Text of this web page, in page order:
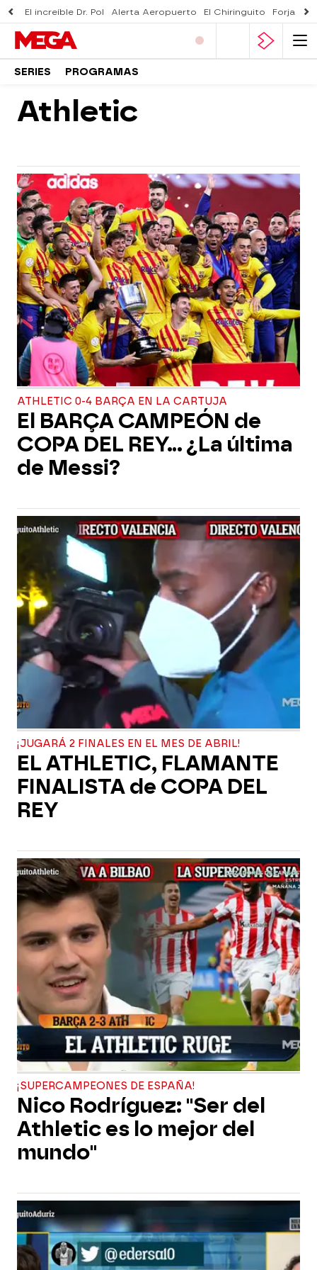
El increíble Dr. Pol Alerta Aeropuerto El Chiringuito Forjado
SERIES PROGRAMAS
Athletic
ATHLETIC 0-4 BARÇA EN LA CARTUJA
El BARÇA CAMPEÓN de
COPA DEL REY... ¿La última
de Messi?
¡JUGARÁ 2 FINALES EN EL MES DE ABRIL!
EL ATHLETIC, FLAMANTE
FINALISTA de COPA DEL
REY
¡SUPERCAMPEONES DE ESPAÑA!
Nico Rodríguez: "Ser del
Athletic es lo mejor del
mundo"